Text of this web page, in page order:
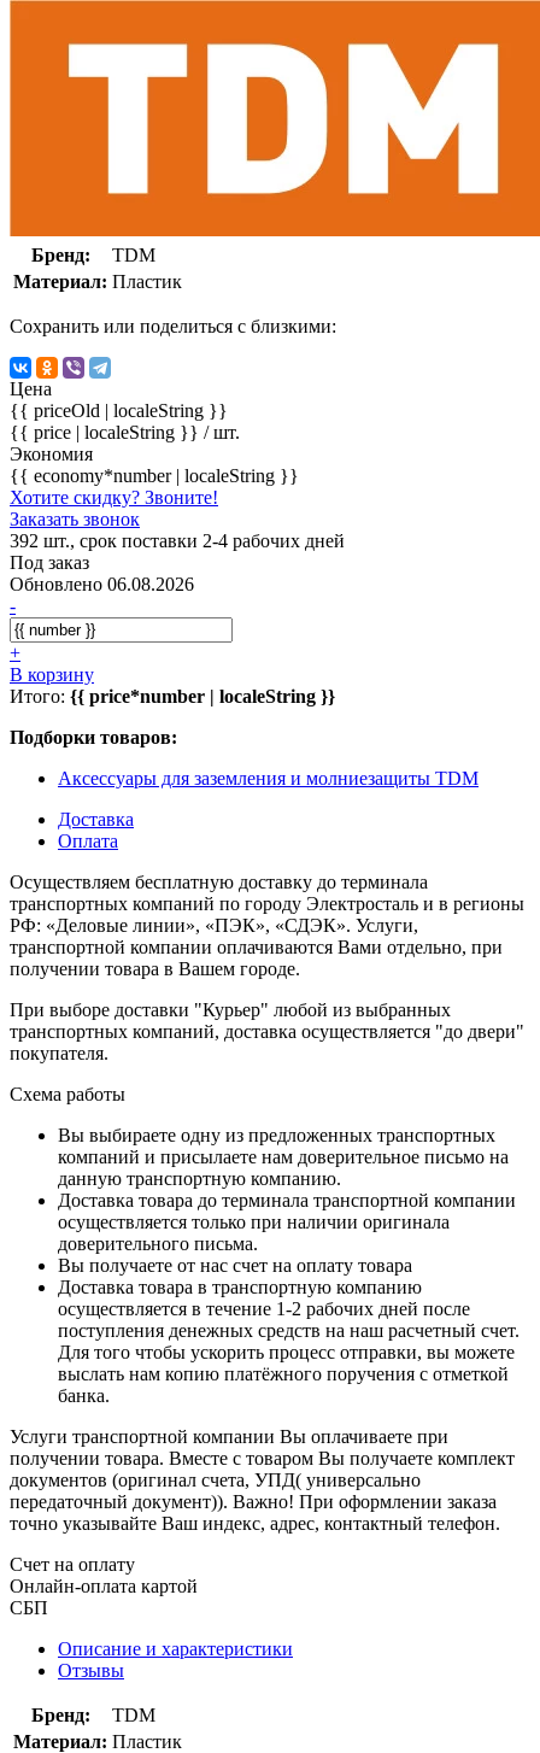
Бренд:
TDM
Материал: Пластик
Сохранить или поделиться с близкими:
Цена
{{ priceOld | localeString }}
{{ price | localeString }} / шт.
Экономия
{{ economy*number | localeString }}
Хотите скидку? Звоните!
Заказать звонок
392 шт., срок поставки 2-4 рабочих дней
Под заказ
Обновлено 06.08.2026
-
+
В корзину
Итого: {{ price*number | localeString }}
Подборки товаров:
Аксессуары для заземления и молниезащиты TDM
Доставка
Оплата
Осуществляем бесплатную доставку до терминала
транспортных компаний по городу Электросталь и в регионы
РФ: «Деловые линии», «ПЭК», «СДЭК». Услуги,
транспортной компании оплачиваются Вами отдельно, при
получении товара в Вашем городе.
При выборе доставки "Курьер" любой из выбранных
транспортных компаний, доставка осуществляется "до двери"
покупателя.
Схема работы
Вы выбираете одну из предложенных транспортных
компаний и присылаете нам доверительное письмо на
данную транспортную компанию.
Доставка товара до терминала транспортной компании
осуществляется только при наличии оригинала
доверительного письма.
Вы получаете от нас счет на оплату товара
Доставка товара в транспортную компанию
осуществляется в течение 1-2 рабочих дней после
поступления денежных средств на наш расчетный счет.
Для того чтобы ускорить процесс отправки, вы можете
выслать нам копию платёжного поручения с отметкой
банка.
Услуги транспортной компании Вы оплачиваете при
получении товара. Вместе с товаром Вы получаете комплект
документов (оригинал счета, УПД( универсально
передаточный документ)). Важно! При оформлении заказа
точно указывайте Ваш индекс, адрес, контактный телефон.
Счет на оплату
Онлайн-оплата картой
СБП
Описание и характеристики
Отзывы
Бренд:
TDM
Материал: Пластик